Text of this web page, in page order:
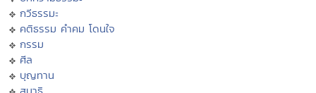
กวีธรรมะ
คติธรรม คำคม โดนใจ
กรรม
ศีล
บุญทาน